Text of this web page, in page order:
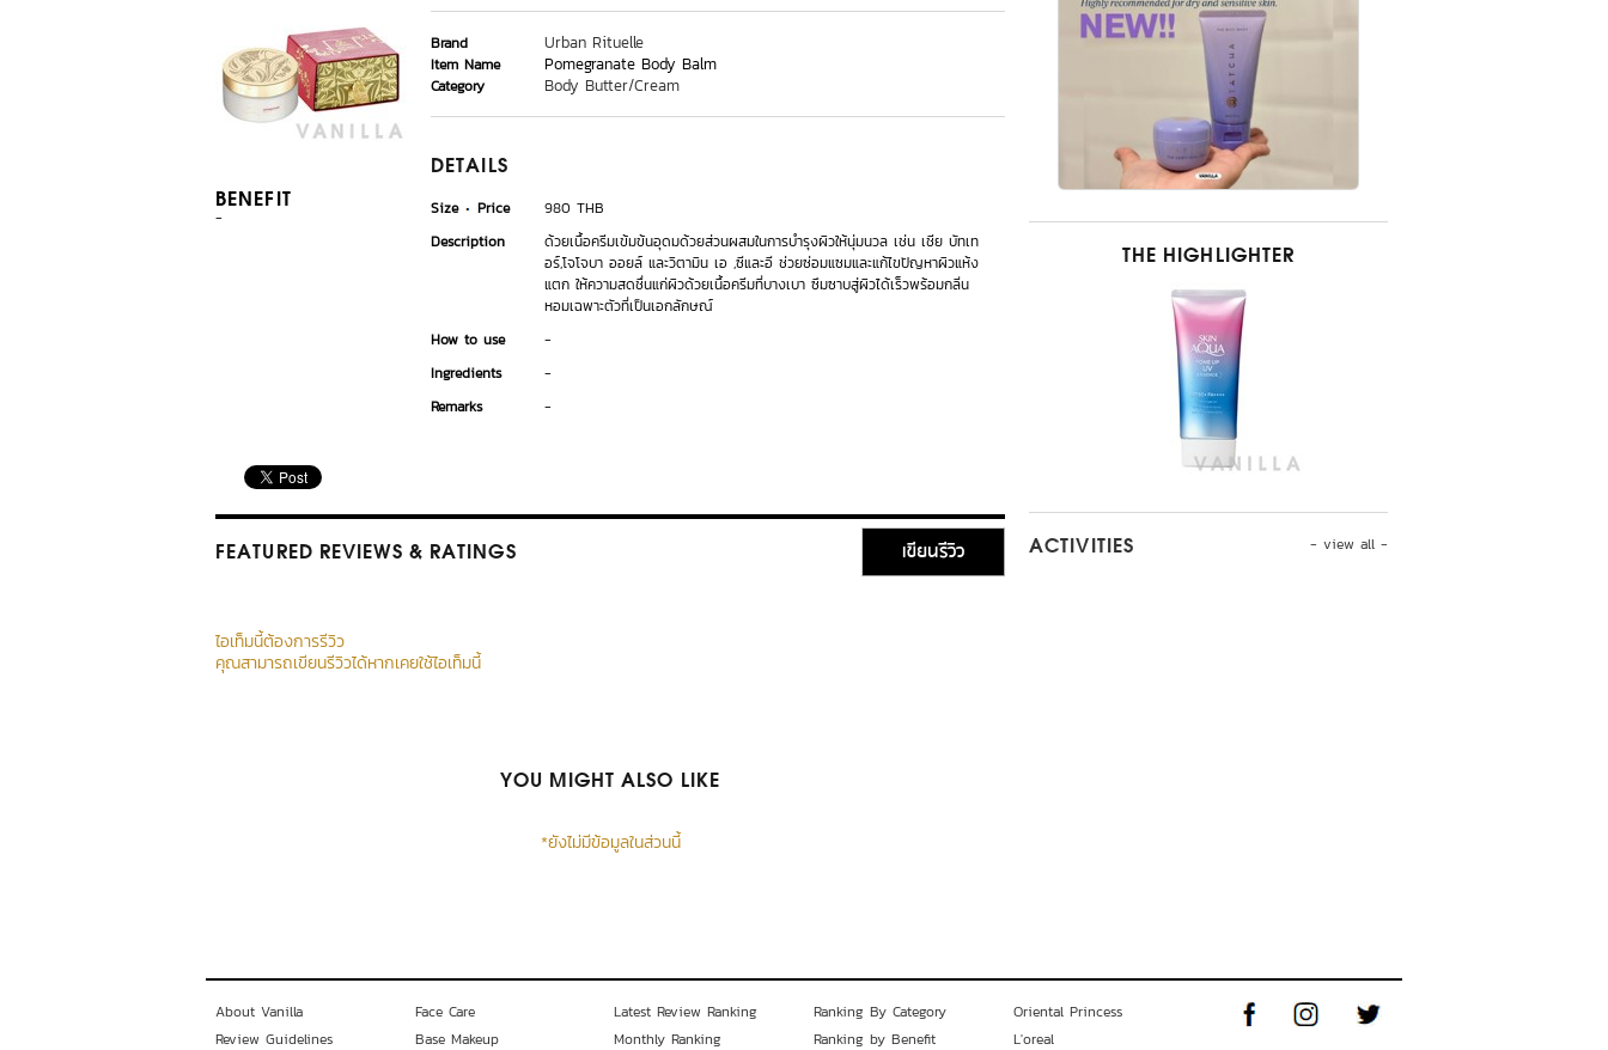
BENEFIT
-
Brand Urban Rituelle
Item Name Pomegranate Body Balm
Category Body Butter/Cream
DETAILS
Size Price
980 THB
Description
ด้วยเนื้อครีมเข้มข้นอุดมด้วยส่วนผสมในการบำรุงผิวให้นุ่มนวล เช่น เชีย บัทเท
อร์,โจโจบา ออยล์ และวิตามิน เอ ,ซีและอี ช่วยซ่อมแซมและแก้ไขปัญหาผิวแห้ง
แตก ให้ความสดชื่นแก่ผิวด้วยเนื้อครีมที่บางเบา ซึมซาบสู่ผิวได้เร็วพร้อมกลิ่น
หอมเฉพาะตัวที่เป็นเอกลักษณ์
How to use
-
Ingredients
-
Remarks
-
FEATURED REVIEWS & RATINGS เขียนรีวิว
ไอเท็มนี้ต้องการรีวิว
คุณสามารถเขียนรีวิวได้หากเคยใช้ไอเท็มนี้
YOU MIGHT ALSO LIKE
*ยังไม่มีข้อมูลในส่วนนี้
THE HIGHLIGHTER
- view all -
ACTIVITIES
About Vanilla
Review Guidelines
Face Care
Base Makeup
Latest Review Ranking
Monthly Ranking
Ranking By Category
Ranking by Benefit
Oriental Princess
L'oreal